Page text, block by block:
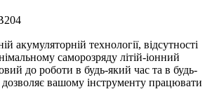
акумуляторній технології, відсутності
саморозряду літій-іонний
до роботи в будь-який час та в будь-
дозволяє вашому інструменту працювати